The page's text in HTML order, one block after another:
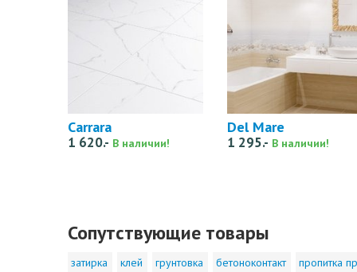
Carrara
1 620.- В наличии!
Del Mare
1 295.- В наличии!
Сопутствующие товары
затирка клей грунтовка бетоноконтакт пропитка